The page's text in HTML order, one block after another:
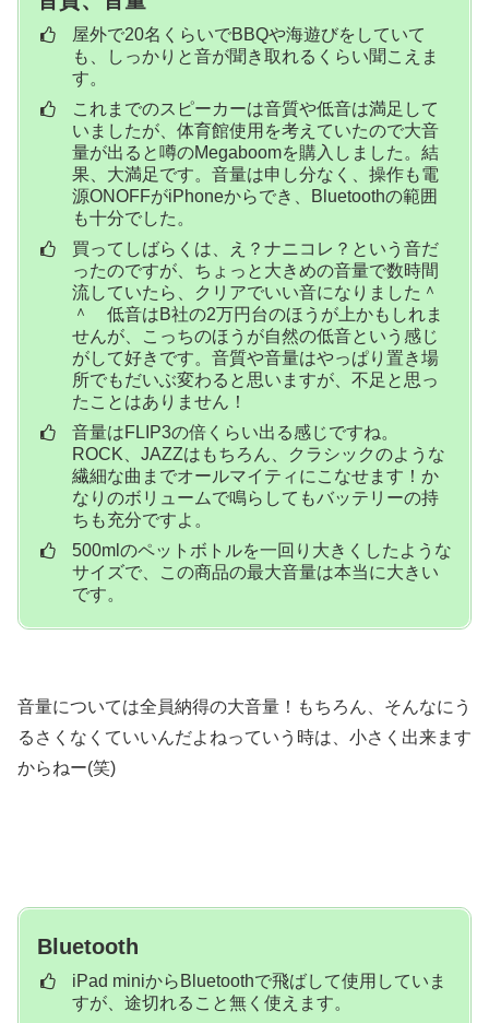
屋外で20名くらいでBBQや海遊びをしていて
も、しっかりと音が聞き取れるくらい聞こえま
す。
これまでのスピーカーは音質や低音は満足して
いましたが、体育館使用を考えていたので大音
量が出ると噂のMegaboomを購入しました。結
果、大満足です。音量は申し分なく、操作も電
源ONOFFがiPhoneからでき、Bluetoothの範囲
も十分でした。
買ってしばらくは、え？ナニコレ？という音だ
ったのですが、ちょっと大きめの音量で数時間
流していたら、クリアでいい音になりました＾
＾ 低音はB社の2万円台のほうが上かもしれま
せんが、こっちのほうが自然の低音という感じ
がして好きです。音質や音量はやっぱり置き場
所でもだいぶ変わると思いますが、不足と思っ
たことはありません！
音量はFLIP3の倍くらい出る感じですね。
ROCK、JAZZはもちろん、クラシックのような
繊細な曲までオールマイティにこなせます！か
なりのボリュームで鳴らしてもバッテリーの持
ちも充分ですよ。
500mlのペットボトルを一回り大きくしたような
サイズで、この商品の最大音量は本当に大きい
です。
音量については全員納得の大音量！もちろん、そんなにう
るさくなくていいんだよねっていう時は、小さく出来ます
からねー(笑)
Bluetooth
iPad miniからBluetoothで飛ばして使用していま
すが、途切れること無く使えます。